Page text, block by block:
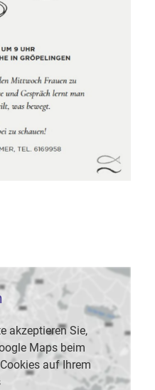
akzeptieren Sie,
Maps beim
auf Ihrem